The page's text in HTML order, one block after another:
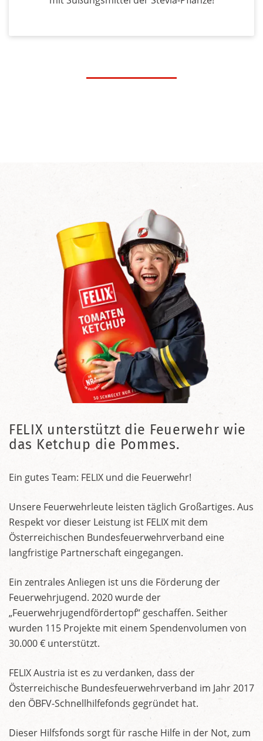
FELIX unterstützt die Feuerwehr wie
das Ketchup die Pommes.
Ein gutes Team: FELIX und die Feuerwehr!
Unsere Feuerwehrleute leisten täglich Großartiges. Aus
Respekt vor dieser Leistung ist FELIX mit dem
Österreichischen Bundesfeuerwehrverband eine
langfristige Partnerschaft eingegangen.
Ein zentrales Anliegen ist uns die Förderung der
Feuerwehrjugend. 2020 wurde der
„Feuerwehrjugendfördertopf“ geschaffen. Seither
wurden 115 Projekte mit einem Spendenvolumen von
30.000 € unterstützt.
FELIX Austria ist es zu verdanken, dass der
Österreichische Bundesfeuerwehrverband im Jahr 2017
den ÖBFV-Schnellhilfefonds gegründet hat.
Dieser Hilfsfonds sorgt für rasche Hilfe in der Not, zum